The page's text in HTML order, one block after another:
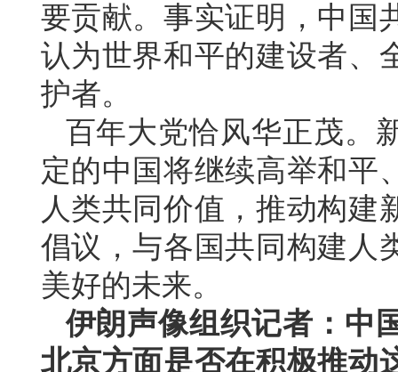
要贡献。事实证明，中国
认为世界和平的建设者、
护者。
百年大党恰风华正茂。
定的中国将继续高举和平
人类共同价值，推动构建
倡议，与各国共同构建人
美好的未来。
伊朗声像组织记者：中
北京方面是否在积极推动